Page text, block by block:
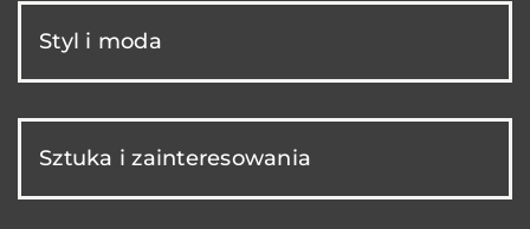
Styl i moda
Sztuka i zainteresowania